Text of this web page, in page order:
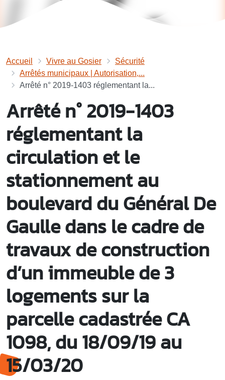
Accueil Vivre au Gosier
Sécurité
Arrêtés municipaux | Autorisation,...
Arrêté n° 2019-1403 réglementant la...
Arrêté n° 2019-1403
réglementant la
circulation et le
stationnement au
boulevard du Général De
Gaulle dans le cadre de
travaux de construction
d’un immeuble de 3
logements sur la
parcelle cadastrée CA
1098, du 18/09/19 au
15/03/20